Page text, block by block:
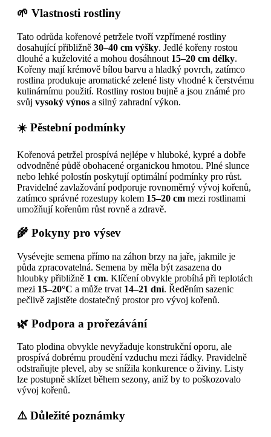
🌱 Vlastnosti rostliny
Tato odrůda kořenové petržele tvoří vzpřímené rostliny
dosahující přibližně 30–40 cm výšky. Jedlé kořeny rostou
dlouhé a kuželovité a mohou dosáhnout 15–20 cm délky.
Kořeny mají krémově bílou barvu a hladký povrch, zatímco
rostlina produkuje aromatické zelené listy vhodné k čerstvému
kulinárnímu použití. Rostliny rostou bujně a jsou známé pro
svůj vysoký výnos a silný zahradní výkon.
☀️ Pěstební podmínky
Kořenová petržel prospívá nejlépe v hluboké, kypré a dobře
odvodněné půdě obohacené organickou hmotou. Plné slunce
nebo lehké polostín poskytují optimální podmínky pro růst.
Pravidelné zavlažování podporuje rovnoměrný vývoj kořenů,
zatímco správné rozestupy kolem 15–20 cm mezi rostlinami
umožňují kořenům růst rovně a zdravě.
🌾 Pokyny pro výsev
Vysévejte semena přímo na záhon brzy na jaře, jakmile je
půda zpracovatelná. Semena by měla být zasazena do
hloubky přibližně 1 cm. Klíčení obvykle probíhá při teplotách
mezi 15–20°C a může trvat 14–21 dní. Ředěním sazenic
pečlivě zajistěte dostatečný prostor pro vývoj kořenů.
🌿 Podpora a prořezávání
Tato plodina obvykle nevyžaduje konstrukční oporu, ale
prospívá dobrému proudění vzduchu mezi řádky. Pravidelně
odstraňujte plevel, aby se snížila konkurence o živiny. Listy
lze postupně sklízet během sezony, aniž by to poškozovalo
vývoj kořenů.
⚠️ Důležité poznámky